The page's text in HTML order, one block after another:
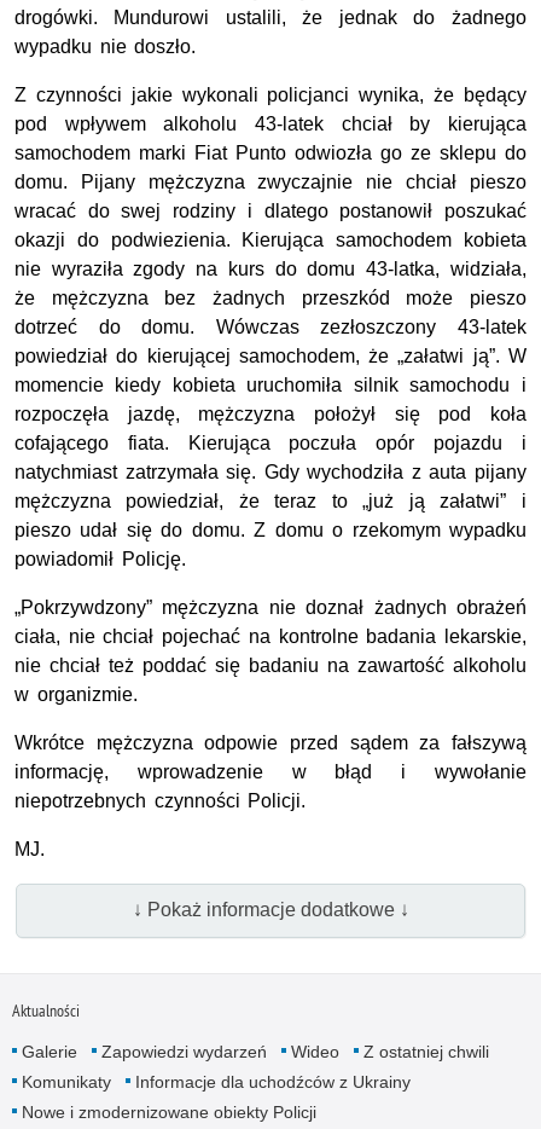
drogówki. Mundurowi ustalili, że jednak do żadnego
wypadku nie doszło.
Z czynności jakie wykonali policjanci wynika, że będący
pod wpływem alkoholu 43-latek chciał by kierująca
samochodem marki Fiat Punto odwiozła go ze sklepu do
domu. Pijany mężczyzna zwyczajnie nie chciał pieszo
wracać do swej rodziny i dlatego postanowił poszukać
okazji do podwiezienia. Kierująca samochodem kobieta
nie wyraziła zgody na kurs do domu 43-latka, widziała,
że mężczyzna bez żadnych przeszkód może pieszo
dotrzeć do domu. Wówczas zezłoszczony 43-latek
powiedział do kierującej samochodem, że „załatwi ją”. W
momencie kiedy kobieta uruchomiła silnik samochodu i
rozpoczęła jazdę, mężczyzna położył się pod koła
cofającego fiata. Kierująca poczuła opór pojazdu i
natychmiast zatrzymała się. Gdy wychodziła z auta pijany
mężczyzna powiedział, że teraz to „już ją załatwi” i
pieszo udał się do domu. Z domu o rzekomym wypadku
powiadomił Policję.
„Pokrzywdzony” mężczyzna nie doznał żadnych obrażeń
ciała, nie chciał pojechać na kontrolne badania lekarskie,
nie chciał też poddać się badaniu na zawartość alkoholu
w organizmie.
Wkrótce mężczyzna odpowie przed sądem za fałszywą
informację, wprowadzenie w błąd i wywołanie
niepotrzebnych czynności Policji.
MJ.
↓ Pokaż informacje dodatkowe ↓
Aktualności
Galerie Zapowiedzi wydarzeń Wideo
Z ostatniej chwili
Komunikaty
Informacje dla uchodźców z Ukrainy
Nowe i zmodernizowane obiekty Policji